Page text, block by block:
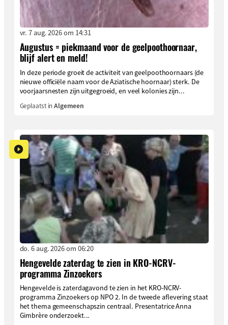
vr. 7 aug. 2026 om 14:31
Augustus = piekmaand voor de geelpoothoornaar,
blijf alert en meld!
In deze periode groeit de activiteit van geelpoothoornaars (de
nieuwe officiële naam voor de Aziatische hoornaar) sterk. De
voorjaarsnesten zijn uitgegroeid, en veel kolonies zijn...
Geplaatst inAlgemeen
do. 6 aug. 2026 om 06:20
Hengevelde zaterdag te zien in KRO-NCRV-
programma Zinzoekers
Hengevelde is zaterdagavond te zien in het KRO-NCRV-
programma Zinzoekers op NPO 2. In de tweede aflevering staat
het thema gemeenschapszin centraal. Presentatrice Anna
Gimbrère onderzoekt...